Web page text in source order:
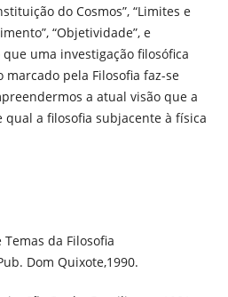
do Cosmos”, “Limites e
“Objetividade”, e
uma investigação filosófica
pela Filosofia faz-se
a atual visão que a
a filosofia subjacente à física
Temas da Filosofia
Dom Quixote,1990.